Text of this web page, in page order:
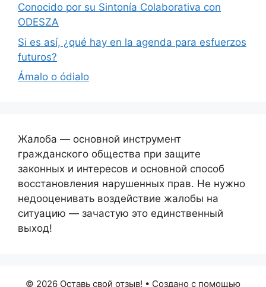
Conocido por su Sintonía Colaborativa con
ODESZA
Si es así, ¿qué hay en la agenda para esfuerzos
futuros?
Ámalo o ódialo
Жалоба — основной инструмент
гражданского общества при защите
законных и интересов и основной способ
восстановления нарушенных прав. Не нужно
недооценивать воздействие жалобы на
ситуацию — зачастую это единственный
выход!
© 2026 Оставь свой отзыв! • Создано с помощью